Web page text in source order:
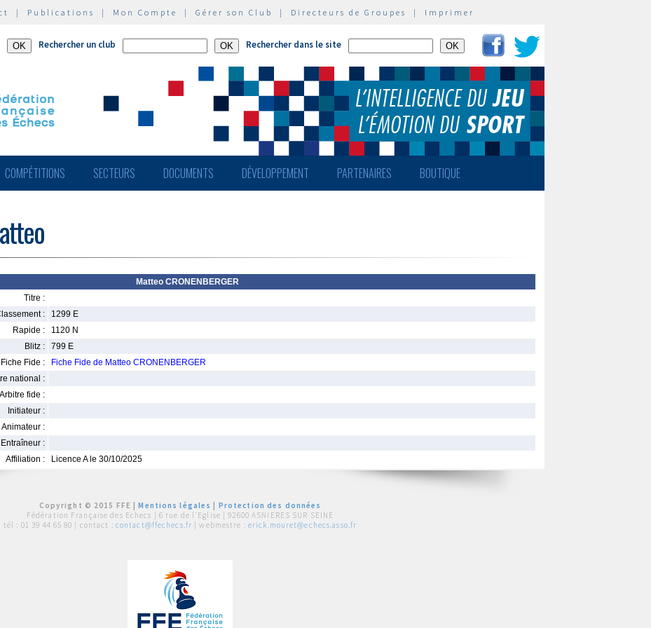
| Publications | Mon Compte | Gérer son Club | Directeurs de Groupes | Imprimer
Rechercher un club Rechercher dans le site
COMPÉTITIONS SECTEURS DOCUMENTS DÉVELOPPEMENT PARTENAIRES BOUTIQUE
Matteo CRONENBERGER
Titre :
:
1299 E
Rapide :
1120 N
Blitz :
799 E
Fiche Fide :
Fiche Fide de Matteo CRONENBERGER
national :
Arbitre fide :
Initiateur :
Animateur :
Entraîneur :
Affiliation :
Licence A le 30/10/2025
Copyright © 2015 FFE |Mentions légales
Protection des données
Fédération Française des Echecs | 6 rue de l'Eglise | 92600 ASNIERES SUR SEINE
tél : 01 39 44 65 80 | contact : contact@ffechecs.fr | webmestre : erick.mouret@echecs.asso.fr